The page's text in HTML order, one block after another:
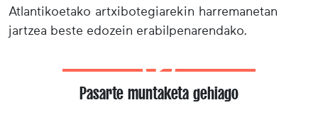
Atlantikoetako artxibotegiarekin harremanetan
jartzea beste edozein erabilpenarendako.
Pasarte muntaketa gehiago